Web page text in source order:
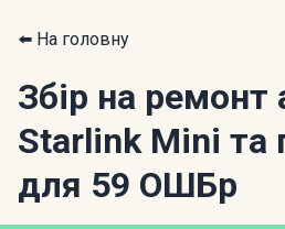
⬅️ На головну
Збір на ремонт
Starlink Mini та
для 59 ОШБр